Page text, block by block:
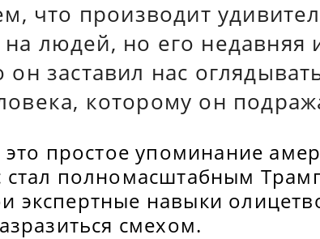
что производит
людей, но его недавняя
заставил нас
которому он
простое упоминание
стал полномасштабным
экспертные навыки
смехом.